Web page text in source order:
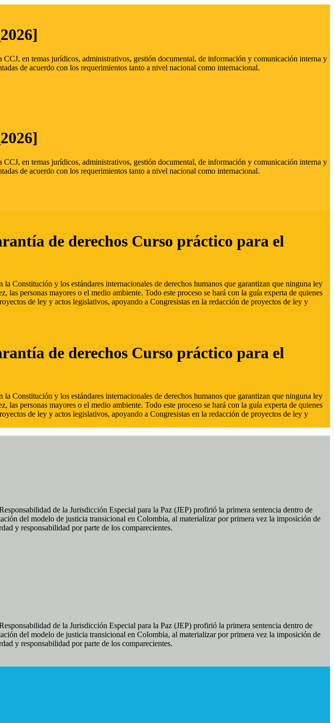
en temas jurídicos, administrativos, gestión documental, de información y comunicación interna y
de acuerdo con los requerimientos tanto a nivel nacional como internacional.
en temas jurídicos, administrativos, gestión documental, de información y comunicación interna y
de acuerdo con los requerimientos tanto a nivel nacional como internacional.
de derechos Curso práctico para el
Constitución y los estándares internacionales de derechos humanos que garantizan que ninguna ley
personas mayores o el medio ambiente. Todo este proceso se hará con la guía experta de quienes
de ley y actos legislativos, apoyando a Congresistas en la redacción de proyectos de ley y
de derechos Curso práctico para el
Constitución y los estándares internacionales de derechos humanos que garantizan que ninguna ley
personas mayores o el medio ambiente. Todo este proceso se hará con la guía experta de quienes
de ley y actos legislativos, apoyando a Congresistas en la redacción de proyectos de ley y
de la Jurisdicción Especial para la Paz (JEP) profirió la primera sentencia dentro de
del modelo de justicia transicional en Colombia, al materializar por primera vez la imposición de
y responsabilidad por parte de los comparecientes.
de la Jurisdicción Especial para la Paz (JEP) profirió la primera sentencia dentro de
del modelo de justicia transicional en Colombia, al materializar por primera vez la imposición de
y responsabilidad por parte de los comparecientes.